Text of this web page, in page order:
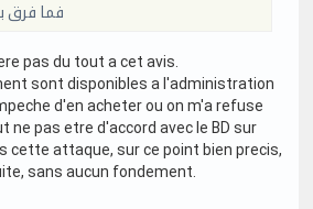
فما فرق
pas du tout a cet avis.
sont disponibles a l'administration
d'en acheter ou on m'a refuse
ne pas etre d'accord avec le BD sur
cette attaque, sur ce point bien precis,
sans aucun fondement.